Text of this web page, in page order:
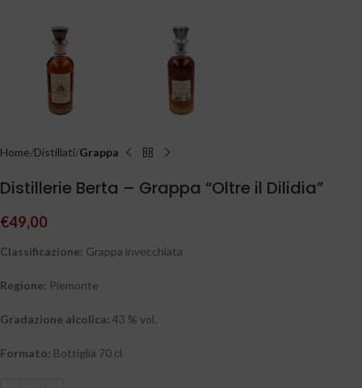
Home Distillati Grappa
Distillerie Berta – Grappa “Oltre il Dilidia”
€49,00
Classificazione: Grappa invecchiata
Regione: Piemonte
Gradazione alcolica: 43 % vol.
Formato: Bottiglia 70 cl